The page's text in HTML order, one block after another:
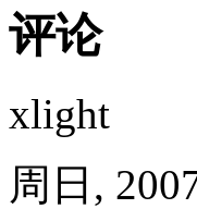
评论
xlight
周日,